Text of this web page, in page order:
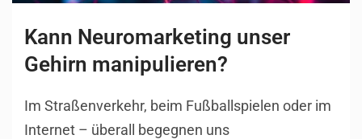
Kann Neuromarketing unser
Gehirn manipulieren?
Im Straßenverkehr, beim Fußballspielen oder im
Internet – überall begegnen uns